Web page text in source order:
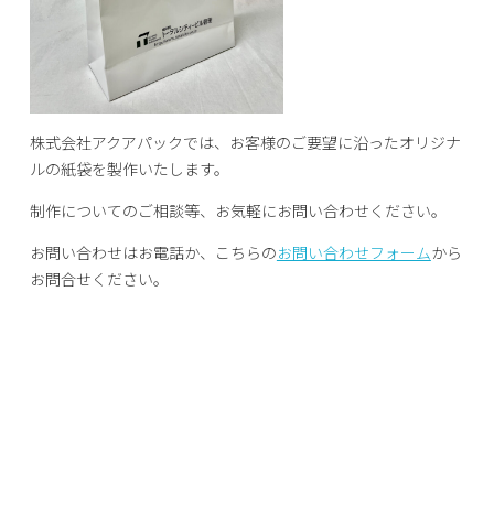
株式会社アクアパックでは、お客様のご要望に沿ったオリジナ
ルの紙袋を製作いたします。
制作についてのご相談等、お気軽にお問い合わせください。
お問い合わせはお電話か、こちらのお問い合わせフォームから
お問合せください。